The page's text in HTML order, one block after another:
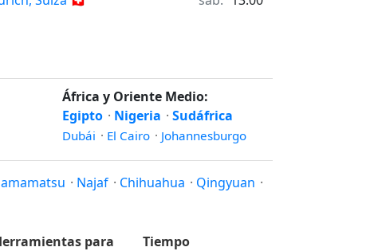
África y Oriente Medio:
Egipto · Nigeria ·Sudáfrica
Dubái · El Cairo · Johannesburgo
· Najaf · Chihuahua · Qingyuan ·
para
Tiempo